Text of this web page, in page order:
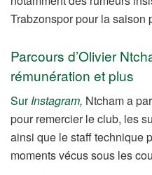
Trabzonspor pour la saison
Parcours d’Olivier
rémunération et plus
SurInstagram, Ntcham a
pour remercier le club, les
ainsi que le staff technique
moments vécus sous les